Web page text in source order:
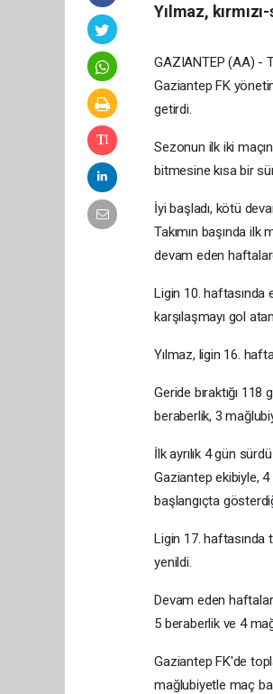
Yılmaz,
GAZIANTEP (AA) -
Gaziantep FK
getirdi.
Sezonun ilk iki
bitmesine kısa bir
İyi başladı, kötü
Takımın başında
devam eden
Ligin 10. haftasında
karşılaşmayı gol
Yılmaz, ligin 16.
Geride bıraktığı
beraberlik, 3
İlk ayrılık 4 gün sürdü
Gaziantep ekibiyle, 4
başlangıçta
Ligin 17. haftasında
yenildi.
Devam eden
5 beraberlik ve 4
Gaziantep FK'de
mağlubiyetle maç